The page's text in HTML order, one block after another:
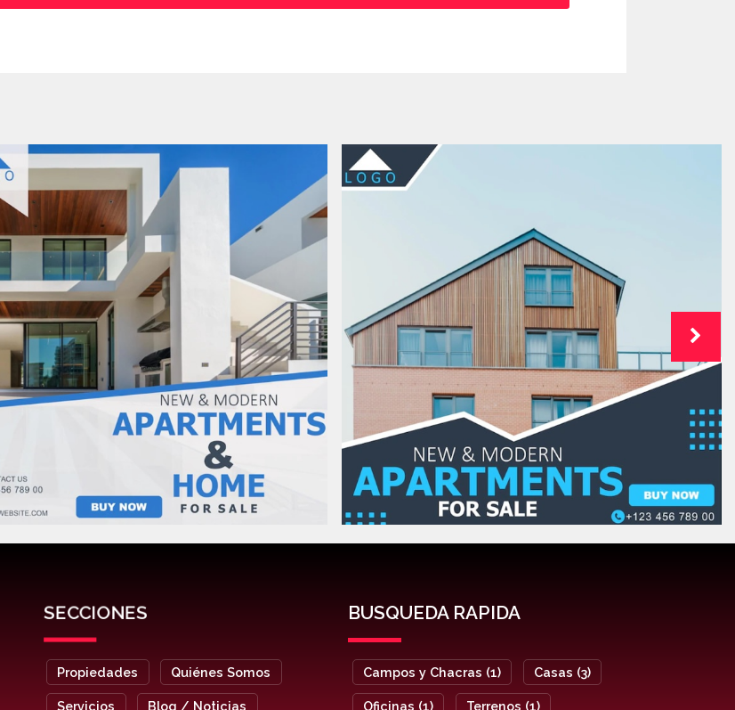
SECCIONES
Propiedades Quiénes Somos
Servicios Blog / Noticias
BUSQUEDA RAPIDA
Campos y Chacras (1) Casas (3)
Oficinas (1) Terrenos (1)